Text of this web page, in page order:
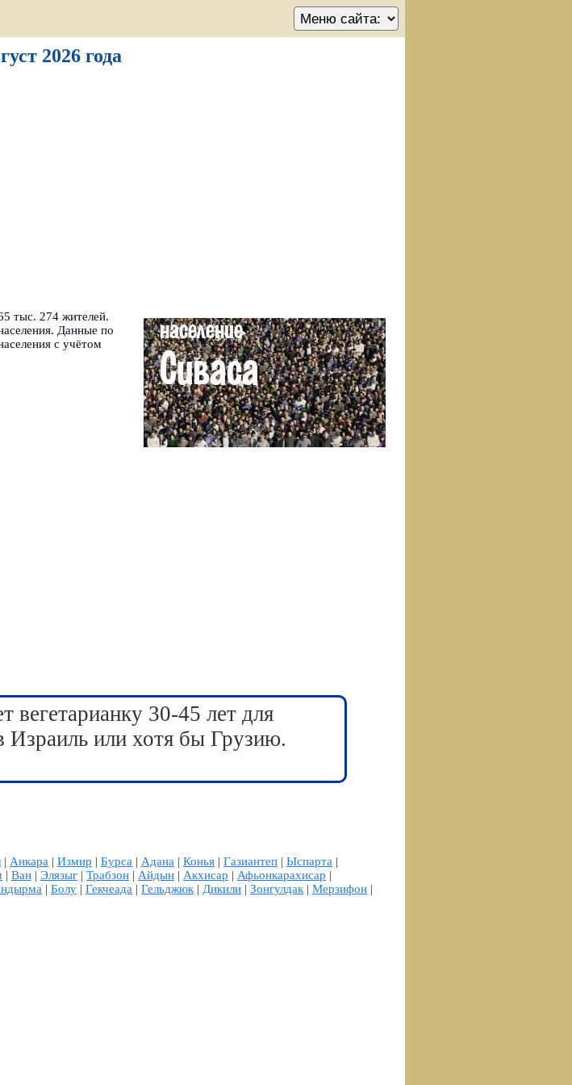
2026 года
тыс. 274 жителей.
Данные по
с учётом
вегетарианку 30-45 лет для
или хотя бы Грузию.
| Анкара | Измир | Бурса | Адана | Конья | Газиантеп | Ыспарта |
| Ван | Элязыг | Трабзон | Айдын | Акхисар | Афьонкарахисар |
| Болу | Гекчеада | Гельджюк | Дикили | Зонгулдак | Мерзифон |